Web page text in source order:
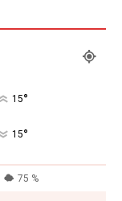
15°
15°
75 %